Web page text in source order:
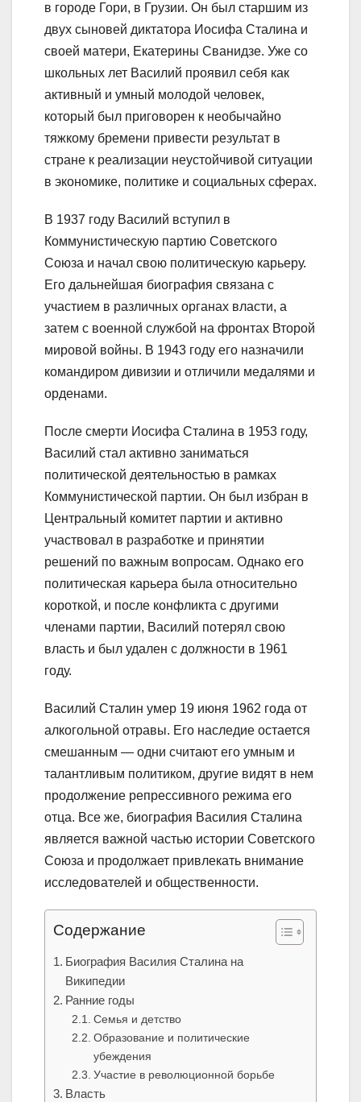
в городе Гори, в Грузии. Он был старшим из
двух сыновей диктатора Иосифа Сталина и
своей матери, Екатерины Сванидзе. Уже со
школьных лет Василий проявил себя как
активный и умный молодой человек,
который был приговорен к необычайно
тяжкому бремени привести результат в
стране к реализации неустойчивой ситуации
в экономике, политике и социальных сферах.
В 1937 году Василий вступил в
Коммунистическую партию Советского
Союза и начал свою политическую карьеру.
Его дальнейшая биография связана с
участием в различных органах власти, а
затем с военной службой на фронтах Второй
мировой войны. В 1943 году его назначили
командиром дивизии и отличили медалями и
орденами.
После смерти Иосифа Сталина в 1953 году,
Василий стал активно заниматься
политической деятельностью в рамках
Коммунистической партии. Он был избран в
Центральный комитет партии и активно
участвовал в разработке и принятии
решений по важным вопросам. Однако его
политическая карьера была относительно
короткой, и после конфликта с другими
членами партии, Василий потерял свою
власть и был удален с должности в 1961
году.
Василий Сталин умер 19 июня 1962 года от
алкогольной отравы. Его наследие остается
смешанным — одни считают его умным и
талантливым политиком, другие видят в нем
продолжение репрессивного режима его
отца. Все же, биография Василия Сталина
является важной частью истории Советского
Союза и продолжает привлекать внимание
исследователей и общественности.
Содержание
Биография Василия Сталина на
Википедии
Ранние годы
Семья и детство
Образование и политические
убеждения
Участие в революционной борьбе
Власть